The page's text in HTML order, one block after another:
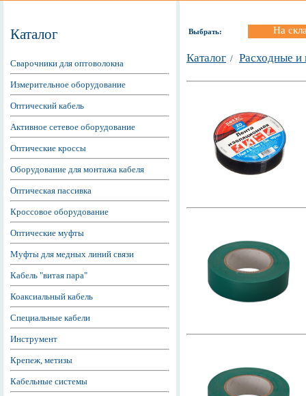
Каталог
Сварочники для оптоволокна
Измерительное оборудование
Оптический кабель
Активное сетевое оборудование
Оптические кроссы
Оборудование для монтажа кабеля
Оптическая пассивка
Кроссовое оборудование
Оптические муфты
Муфты для медных линий связи
Кабель "витая пара"
Коаксиальный кабель
Специальные кабели
Инструмент
Крепеж, метизы
Кабельные системы
Выбрать: На
Каталог / Расходные